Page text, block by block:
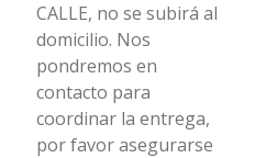
CALLE, no se subirá al
domicilio. Nos
pondremos en
contacto para
coordinar la entrega,
por favor asegurarse